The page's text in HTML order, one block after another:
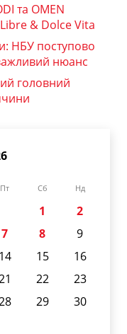
та OMEN
& Dolce Vita
НБУ поступово
нюанс
головний
Пт Сб Нд
1
2
7 8
9
14 15
16
22
23
29
30